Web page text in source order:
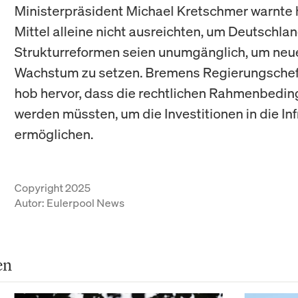
Ministerpräsident Michael Kretschmer warnte
Mittel alleine nicht ausreichten, um
Strukturreformen seien unumgänglich, um
Wachstum zu setzen. Bremens
hob hervor, dass die rechtlichen
werden müssten, um die Investitionen in die
ermöglichen.
Copyright 2025
Autor: Eulerpool News